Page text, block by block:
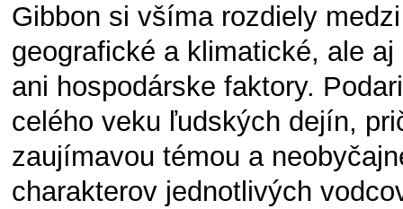
Gibbon si všíma rozdiely
geografické a klimatické, ale
ani hospodárske faktory.
celého veku ľudských dejín,
zaujímavou témou a
charakterov jednotlivých